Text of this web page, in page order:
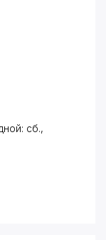
сб.,